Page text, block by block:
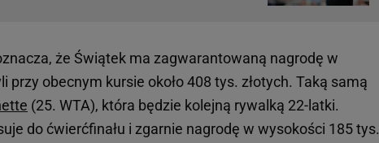
że Świątek ma zagwarantowaną nagrodę w
przy obecnym kursie około 408 tys. złotych. Taką samą
(25. WTA), która będzie kolejną rywalką 22-latki.
do ćwierćfinału i zgarnie nagrodę w wysokości 185 tys.